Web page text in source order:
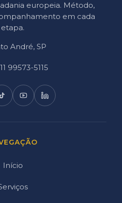
europeia. Método,
em cada
etapa.
André, SP
99573-5115
Início